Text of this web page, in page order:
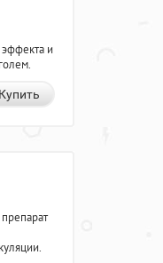
и
Купить